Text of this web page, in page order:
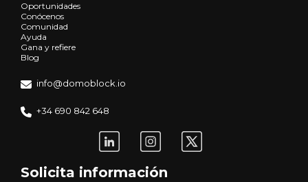
Oportunidades
Conócenos
Comunidad
Ayuda
Gana y refiere
Blog
info@domoblock.io
+34 690 842 648
Solicita información